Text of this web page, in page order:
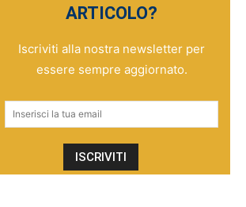
ARTICOLO?
Iscriviti alla nostra newsletter per
essere sempre aggiornato.